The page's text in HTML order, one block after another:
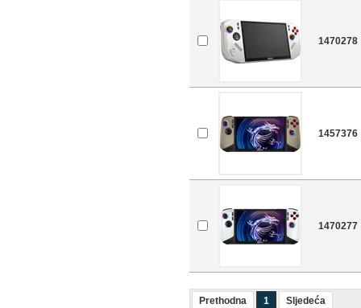
1470278
1457376
1470277
Prethodna 1 Sljedeća